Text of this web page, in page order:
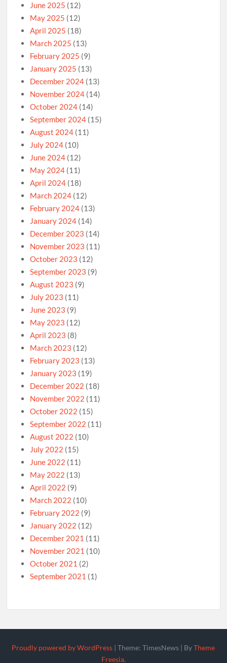
June 2025 (12)
May 2025 (12)
April 2025 (18)
March 2025 (13)
February 2025 (9)
January 2025 (13)
December 2024 (13)
November 2024 (14)
October 2024 (14)
September 2024 (15)
August 2024 (11)
July 2024 (10)
June 2024 (12)
May 2024 (11)
April 2024 (18)
March 2024 (12)
February 2024 (13)
January 2024 (14)
December 2023 (14)
November 2023 (11)
October 2023 (12)
September 2023 (9)
August 2023 (9)
July 2023 (11)
June 2023 (9)
May 2023 (12)
April 2023 (8)
March 2023 (12)
February 2023 (13)
January 2023 (19)
December 2022 (18)
November 2022 (11)
October 2022 (15)
September 2022 (11)
August 2022 (10)
July 2022 (15)
June 2022 (11)
May 2022 (13)
April 2022 (9)
March 2022 (10)
February 2022 (9)
January 2022 (12)
December 2021 (11)
November 2021 (10)
October 2021 (2)
September 2021 (1)
Proudly powered by WordPress |Theme: TimesNews | ByTheme
Freesia.